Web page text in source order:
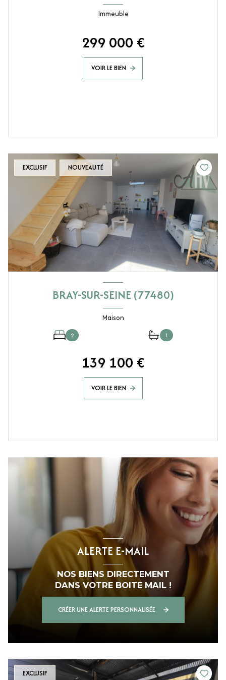
Immeuble
299 000 €
VOIR LE BIEN
EXCLUSIF NOUVEAUTÉ
BRAY-SUR-SEINE (77480)
Maison
2 1
139 100 €
VOIR LE BIEN
ALERTE E-MAIL
NOS BIENS DIRECTEMENT
DANS VOTRE BOITE MAIL !
CRÉER UNE ALERTE PERSONNALISÉE
EXCLUSIF